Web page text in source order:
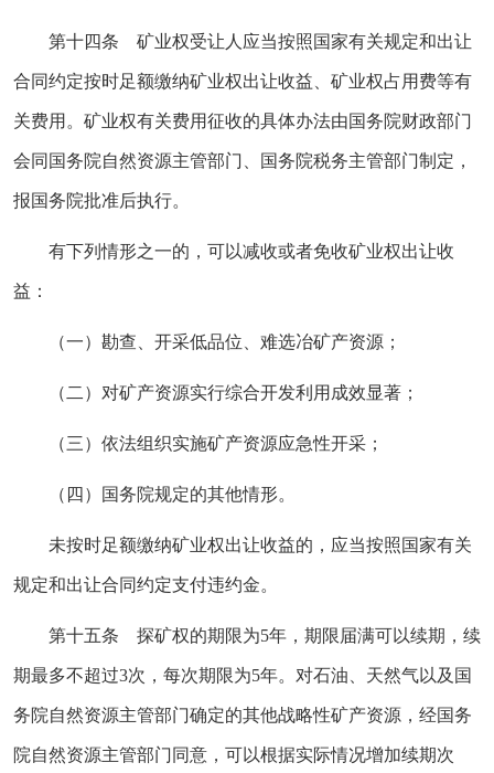
第十四条 矿业权受让人应当按照国家有关规定和出让
合同约定按时足额缴纳矿业权出让收益、矿业权占用费等有
关费用。矿业权有关费用征收的具体办法由国务院财政部门
会同国务院自然资源主管部门、国务院税务主管部门制定，
报国务院批准后执行。
有下列情形之一的，可以减收或者免收矿业权出让收
益：
（一）勘查、开采低品位、难选冶矿产资源；
（二）对矿产资源实行综合开发利用成效显著；
（三）依法组织实施矿产资源应急性开采；
（四）国务院规定的其他情形。
未按时足额缴纳矿业权出让收益的，应当按照国家有关
规定和出让合同约定支付违约金。
第十五条 探矿权的期限为5年，期限届满可以续期，续
期最多不超过3次，每次期限为5年。对石油、天然气以及国
务院自然资源主管部门确定的其他战略性矿产资源，经国务
院自然资源主管部门同意，可以根据实际情况增加续期次